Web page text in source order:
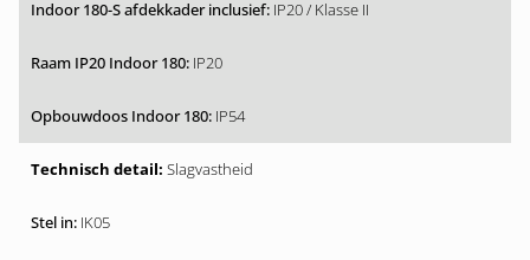
IP20 / Klasse II
IP20
IP54
Slagvastheid
IK05